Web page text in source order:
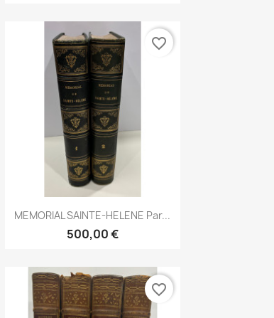
Aperçu rapide
MEMORIAL SAINTE-HELENE Par...
500,00 €
favorite_border
favorite_border